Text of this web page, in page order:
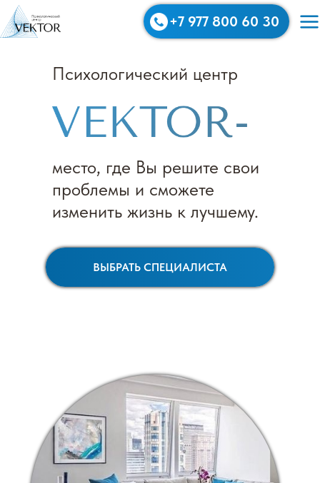
+7 977 800 60 30
Психологический центр
место, где Вы решите свои
проблемы и сможете
изменить жизнь к лучшему.
ВЫБРАТЬ СПЕЦИАЛИСТА